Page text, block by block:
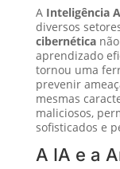
A Inteligência
diversos
cibernéticanão
aprendizado
tornou uma
prevenir
mesmas
maliciosos,
sofisticados e
A IA e a